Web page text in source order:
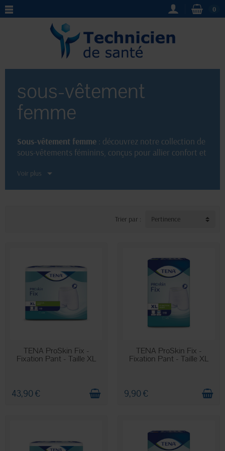
0
sous-vêtement
femme
Sous-vêtement femme : découvrez notre collection de
sous-vêtements féminins, conçus pour allier confort et
classiques
répondre à toutes vos attentes en matière de lingerie
Voir plus
Trier par : Pertinence
EN STOCK
TENA ProSkin Fix -
Fixation Pant - Taille XL
43,90 €
EN STOCK
TENA ProSkin Fix -
Fixation Pant - Taille XL
9,90 €